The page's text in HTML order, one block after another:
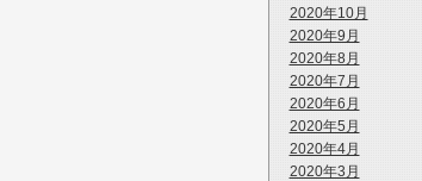
2020年10月
2020年9月
2020年8月
2020年7月
2020年6月
2020年5月
2020年4月
2020年3月